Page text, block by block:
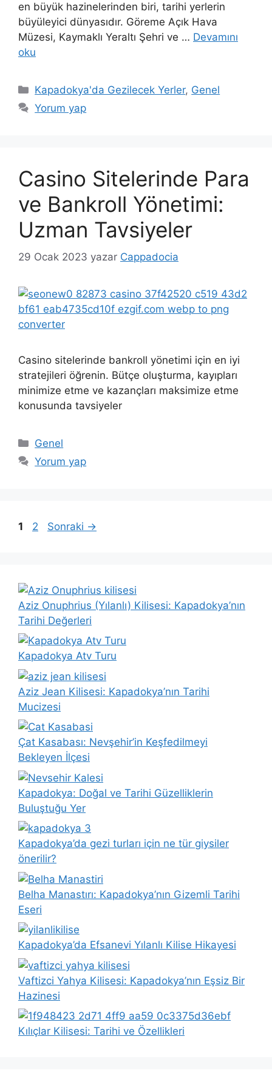
en büyük hazinelerinden biri, tarihi yerlerin
büyüleyici dünyasıdır. Göreme Açık Hava
Müzesi, Kaymaklı Yeraltı Şehri ve … Devamını
oku
Kategoriler
Kapadokya'da Gezilecek Yerler, Genel
Yorum yap
Casino Sitelerinde Para
ve Bankroll Yönetimi:
Uzman Tavsiyeler
29 Ocak 2023 yazar Cappadocia
Casino sitelerinde bankroll yönetimi için en iyi
stratejileri öğrenin. Bütçe oluşturma, kayıpları
minimize etme ve kazançları maksimize etme
konusunda tavsiyeler
Kategoriler
Genel
Yorum yap
Sayfa
1 Sayfa
2 Sonraki →
Aziz Onuphrius (Yılanlı) Kilisesi: Kapadokya’nın
Tarihi Değerleri
Kapadokya Atv Turu
Aziz Jean Kilisesi: Kapadokya’nın Tarihi
Mucizesi
Çat Kasabası: Nevşehir’in Keşfedilmeyi
Bekleyen İlçesi
Kapadokya: Doğal ve Tarihi Güzelliklerin
Buluştuğu Yer
Kapadokya’da gezi turları için ne tür giysiler
önerilir?
Belha Manastırı: Kapadokya’nın Gizemli Tarihi
Eseri
Kapadokya’da Efsanevi Yılanlı Kilise Hikayesi
Vaftizci Yahya Kilisesi: Kapadokya’nın Eşsiz Bir
Hazinesi
Kılıçlar Kilisesi: Tarihi ve Özellikleri